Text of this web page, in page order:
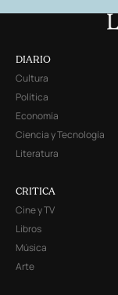
DIARIO
Cultura
Política
Economía
Ciencia y Tecnología
Literatura
CRITICA
Cine y TV
Libros
Música
Arte